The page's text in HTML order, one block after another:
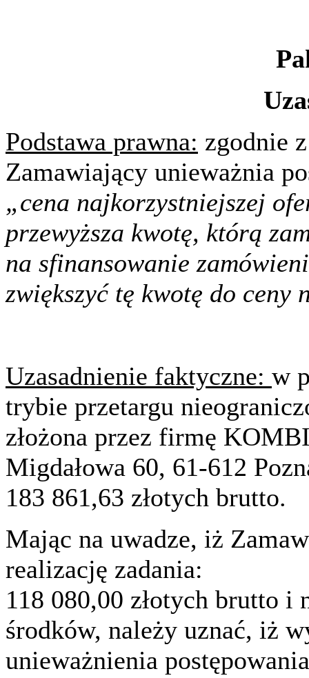
Podstawa prawna: zgodnie
Zamawiający unieważnia
„cena najkorzystniejszej
przewyższa kwotę, którą
na sfinansowanie
zwiększyć tę kwotę do
Uzasadnienie faktyczne: w
trybie przetargu
złożona przez firmę
Migdałowa 60, 61-612
183 861,63 złotych brutto.
Mając na uwadze, iż
realizację zadania:
118 080,00 złotych brutto
środków, należy uznać, iż
unieważnienia